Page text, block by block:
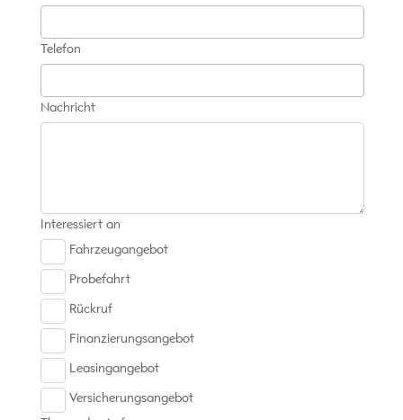
Telefon
Nachricht
Interessiert an
Fahrzeugangebot
Probefahrt
Rückruf
Finanzierungsangebot
Leasingangebot
Versicherungsangebot